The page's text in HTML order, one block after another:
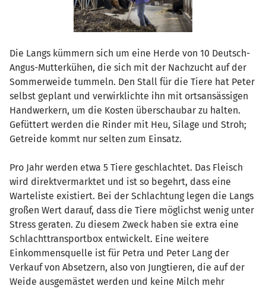
Die Langs kümmern sich um eine Herde von 10 Deutsch-
Angus-Mutterkühen, die sich mit der Nachzucht auf der
Sommerweide tummeln. Den Stall für die Tiere hat Peter
selbst geplant und verwirklichte ihn mit ortsansässigen
Handwerkern, um die Kosten überschaubar zu halten.
Gefüttert werden die Rinder mit Heu, Silage und Stroh;
Getreide kommt nur selten zum Einsatz.
Pro Jahr werden etwa 5 Tiere geschlachtet. Das Fleisch
wird direktvermarktet und ist so begehrt, dass eine
Warteliste existiert. Bei der Schlachtung legen die Langs
großen Wert darauf, dass die Tiere möglichst wenig unter
Stress geraten. Zu diesem Zweck haben sie extra eine
Schlachttransportbox entwickelt. Eine weitere
Einkommensquelle ist für Petra und Peter Lang der
Verkauf von Absetzern, also von Jungtieren, die auf der
Weide ausgemästet werden und keine Milch mehr